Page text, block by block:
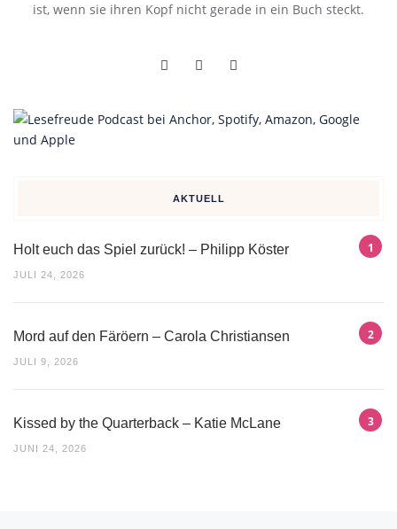
ist, wenn sie ihren Kopf nicht gerade in ein Buch steckt.
AKTUELL
Holt euch das Spiel zurück! – Philipp Köster
JULI 24, 2026
Mord auf den Färöern – Carola Christiansen
JULI 9, 2026
Kissed by the Quarterback – Katie McLane
JUNI 24, 2026